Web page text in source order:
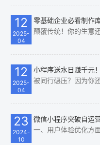
12
2025-
04
零基础企业必看制作
12
2025-
04
小程序送水日赚千元
23
2024-
10
微信小程序突破自运